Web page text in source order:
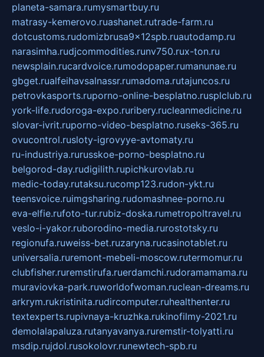
planeta-samara.rumysmartbuy.ru
matrasy-kemerovo.ruashanet.rutrade-farm.ru
dotcustoms.rudomizbrusa9x12spb.ruautodamp.ru
narasimha.rudjcommodities.runv750.rux-ton.ru
newsplain.rucardvoice.rumodopaper.rumanunae.ru
gbget.rualfeihavsalnassr.rumadoma.rutajuncos.ru
petrovkasports.ruporno-online-besplatno.rusplclub.ru
york-life.rudoroga-expo.ruribery.rucleanmedicine.ru
slovar-ivrit.ruporno-video-besplatno.ruseks-365.ru
ovucontrol.rusloty-igrovyye-avtomaty.ru
ru-industriya.rurusskoe-porno-besplatno.ru
belgorod-day.rudigilith.rupichkurovlab.ru
medic-today.rutaksu.rucomp123.rudon-ykt.ru
teensvoice.ruimgsharing.rudomashnee-porno.ru
eva-elfie.rufoto-tur.rubiz-doska.rumetropoltravel.ru
veslo-i-yakor.ruborodino-media.rurostotsky.ru
regionufa.ruweiss-bet.ruzaryna.rucasinotablet.ru
universalia.ruremont-mebeli-moscow.rutermomur.ru
clubfisher.ruremstirufa.ruerdamchi.rudoramamama.ru
muraviovka-park.ruworldofwoman.ruclean-dreams.ru
arkrym.rukristinita.rudircomputer.ruhealthenter.ru
textexperts.rupivnaya-kruzhka.rukinofilmy-2021.ru
demolalapaluza.rutanyavanya.ruremstir-tolyatti.ru
msdip.rujdol.rusokolovr.runewtech-spb.ru